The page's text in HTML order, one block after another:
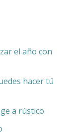
el año con
hacer tú
a rústico